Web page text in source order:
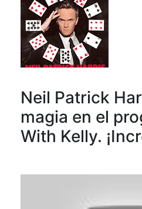
Neil Patrick
magia en el
With Kelly.